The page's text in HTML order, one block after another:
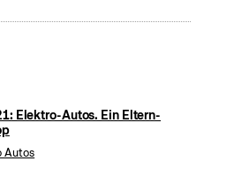
Elektro-Autos. Ein Eltern-
Autos